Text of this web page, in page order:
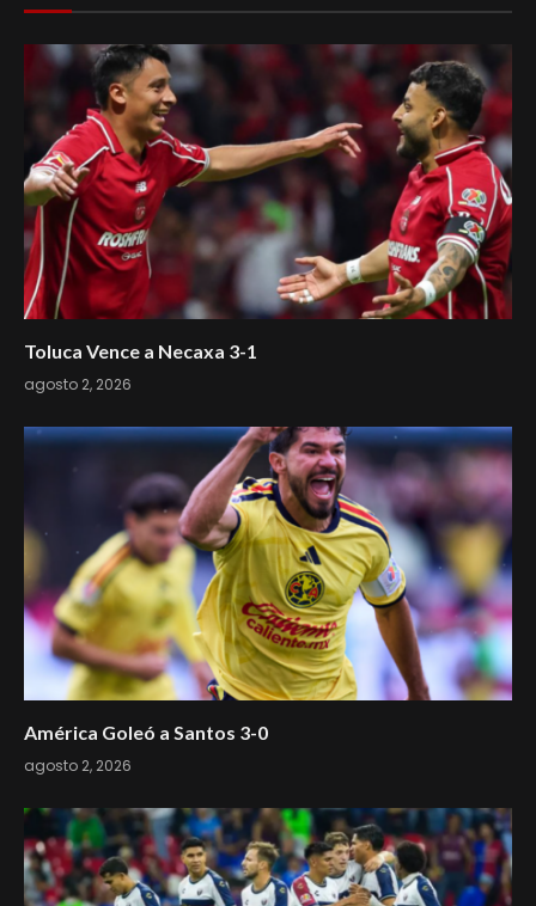
Toluca Vence a Necaxa 3-1
agosto 2, 2026
América Goleó a Santos 3-0
agosto 2, 2026